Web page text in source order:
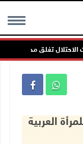
MENU
تغلق مداخل يعبد
العربية